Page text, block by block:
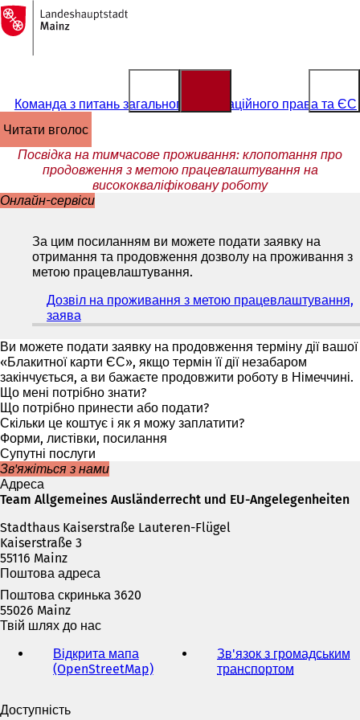
Перейти до змісту
На
головну
сторінку
Команда з питань загального імміграційного права та ЄС
читати вголос
Посвідка на тимчасове проживання: клопотання про
продовження з метою працевлаштування на
висококваліфіковану роботу
Онлайн-сервіси
За цим посиланням ви можете подати заявку на
отримання та продовження дозволу на проживання з
метою працевлаштування.
Дозвіл на проживання з метою працевлаштування,
заява(
В
і
д
к
р
и
в
а
є
т
с
в
н
в
і
в
л
а
Ви можете подати заявку на продовження терміну дії вашої
«Блакитної карти ЄС», якщо термін її дії незабаром
закінчується, а ви бажаєте продовжити роботу в Німеччині.
Що мені потрібно знати?
Що потрібно принести або подати?
Скільки це коштує і як я можу заплатити?
Форми, листівки, посилання
Супутні послуги
Зв'яжіться з нами
Адреса
Team Allgemeines Ausländerrecht und EU-Angelegenheiten
Stadthaus Kaiserstraße Lauteren-Flügel
Kaiserstraße 3
55116 Mainz
Поштова адреса
Поштова скринька 3620
55026 Mainz
Твій шлях до нас
Відкрита мапа
(OpenStreetMap)(
Зв'язок з громадським
транспортом
Доступність